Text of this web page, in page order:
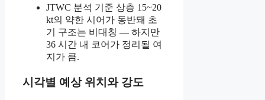
JTWC 분석 기준 상층 15~20
kt의 약한 시어가 동반돼 초
기 구조는 비대칭 — 하지만
36 시간 내 코어가 정리될 여
지가 큼.
시각별 예상 위치와 강도